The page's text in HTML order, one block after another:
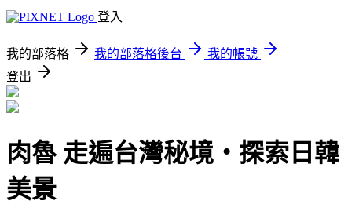
登入
我的部落格 我的部落格後台
我的帳號
登出
肉魯 走遍台灣秘境・探索日韓
美景